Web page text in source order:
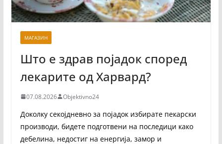
МАГАЗИН
Што е здрав појадок според
лекарите од Харвард?
07.08.2026 Objektivno24
Доколку секојдневно за појадок избирате пекарски
производи, бидете подготвени на последици како
дебелина, недостиг на енергија, замор и